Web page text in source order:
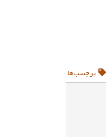
برچسب‌ها